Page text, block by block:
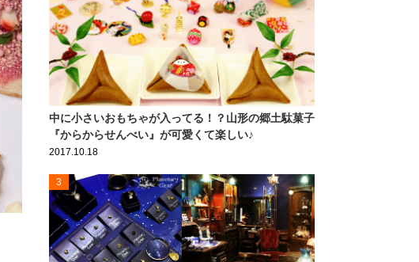
中に小さいおもちゃが入ってる！？山形の郷土駄菓子
『からからせんべい』が可愛くて楽しい♪
2017.10.18
3